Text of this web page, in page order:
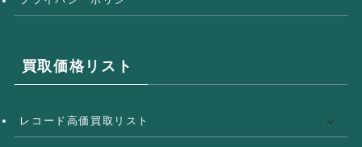
買取価格リスト
レコード高価買取リスト